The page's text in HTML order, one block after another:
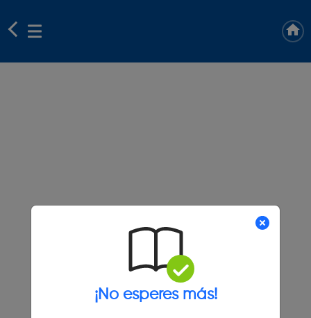
¡No esperes más!